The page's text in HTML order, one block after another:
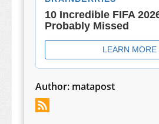
Author: matapost